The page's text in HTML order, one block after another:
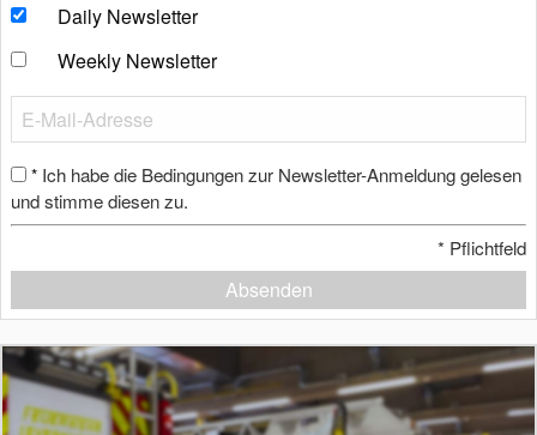
Daily Newsletter
Weekly Newsletter
* Ich habe die Bedingungen zur Newsletter-Anmeldung gelesen
und stimme diesen zu.
* Pflichtfeld
Absenden